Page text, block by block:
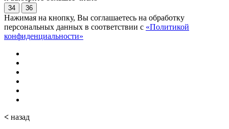
34 36
Нажимая на кнопку, Вы соглашаетесь на обработку
персональных данных в соответствии с «Политикой
конфиденциальности»
< назад